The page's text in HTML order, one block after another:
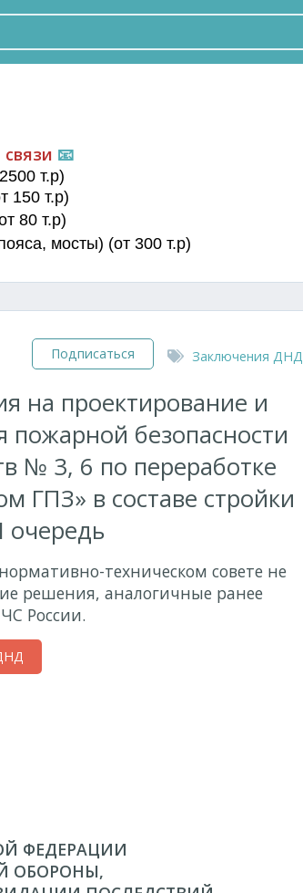
📧
т.р)
150 т.р)
80 т.р)
, мосты) (от 300 т.р)
Подписаться Заключения ДНД
на проектирование и
пожарной безопасности
№ 3, 6 по переработке
ГПЗ» в составе стройки
очередь
техническом совете не
решения, аналогичные ранее
России.
ФЕДЕРАЦИИ
ОБОРОНЫ,